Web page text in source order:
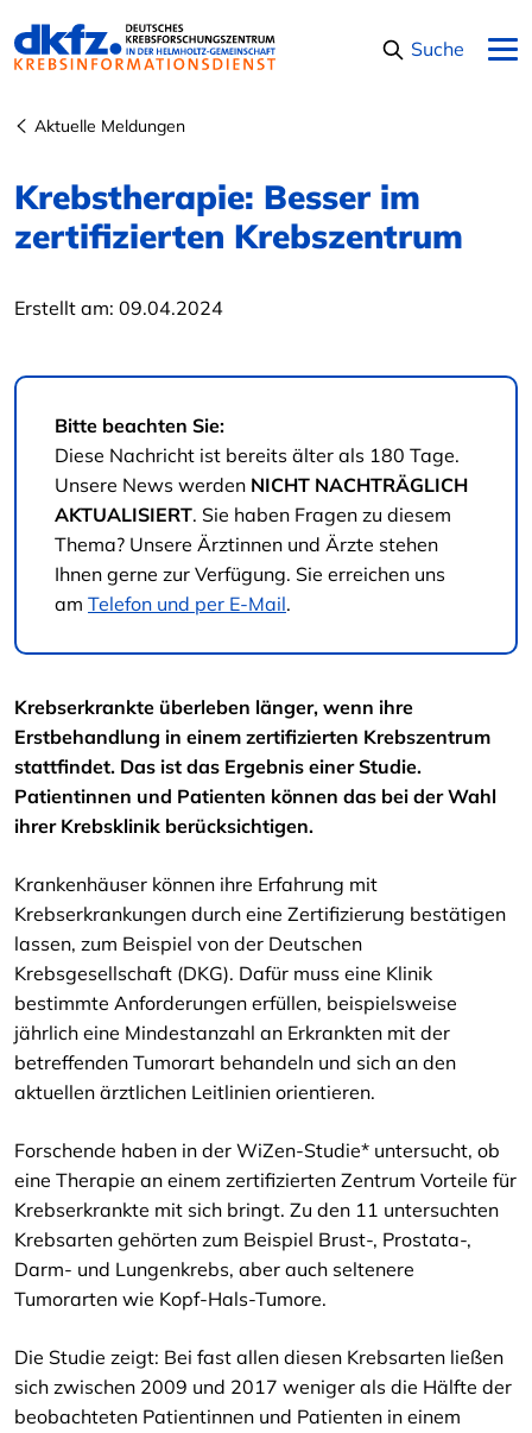
Suche
Aktuelle Meldungen
Krebstherapie: Besser im
zertifizierten Krebszentrum
Erstellt am: 09.04.2024
Bitte beachten Sie:
Diese Nachricht ist bereits älter als 180 Tage.
Unsere News werden NICHT NACHTRÄGLICH
AKTUALISIERT. Sie haben Fragen zu diesem
Thema? Unsere Ärztinnen und Ärzte stehen
Ihnen gerne zur Verfügung. Sie erreichen uns
am Telefon und per E-Mail.
Krebserkrankte überleben länger, wenn ihre
Erstbehandlung in einem zertifizierten Krebszentrum
stattfindet. Das ist das Ergebnis einer Studie.
Patientinnen und Patienten können das bei der Wahl
ihrer Krebsklinik berücksichtigen.
Krankenhäuser können ihre Erfahrung mit
Krebserkrankungen durch eine Zertifizierung bestätigen
lassen, zum Beispiel von der Deutschen
Krebsgesellschaft (DKG). Dafür muss eine Klinik
bestimmte Anforderungen erfüllen, beispielsweise
jährlich eine Mindestanzahl an Erkrankten mit der
betreffenden Tumorart behandeln und sich an den
aktuellen ärztlichen Leitlinien orientieren.
Forschende haben in der WiZen-Studie* untersucht, ob
eine Therapie an einem zertifizierten Zentrum Vorteile für
Krebserkrankte mit sich bringt. Zu den 11 untersuchten
Krebsarten gehörten zum Beispiel Brust-, Prostata-,
Darm- und Lungenkrebs, aber auch seltenere
Tumorarten wie Kopf-Hals-Tumore.
Die Studie zeigt: Bei fast allen diesen Krebsarten ließen
sich zwischen 2009 und 2017 weniger als die Hälfte der
beobachteten Patientinnen und Patienten in einem